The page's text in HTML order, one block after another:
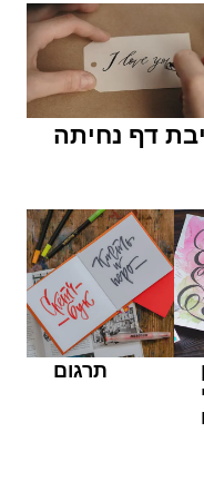
דף נחיתה
תרגום